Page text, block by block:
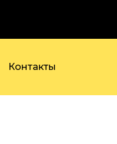
Контакты